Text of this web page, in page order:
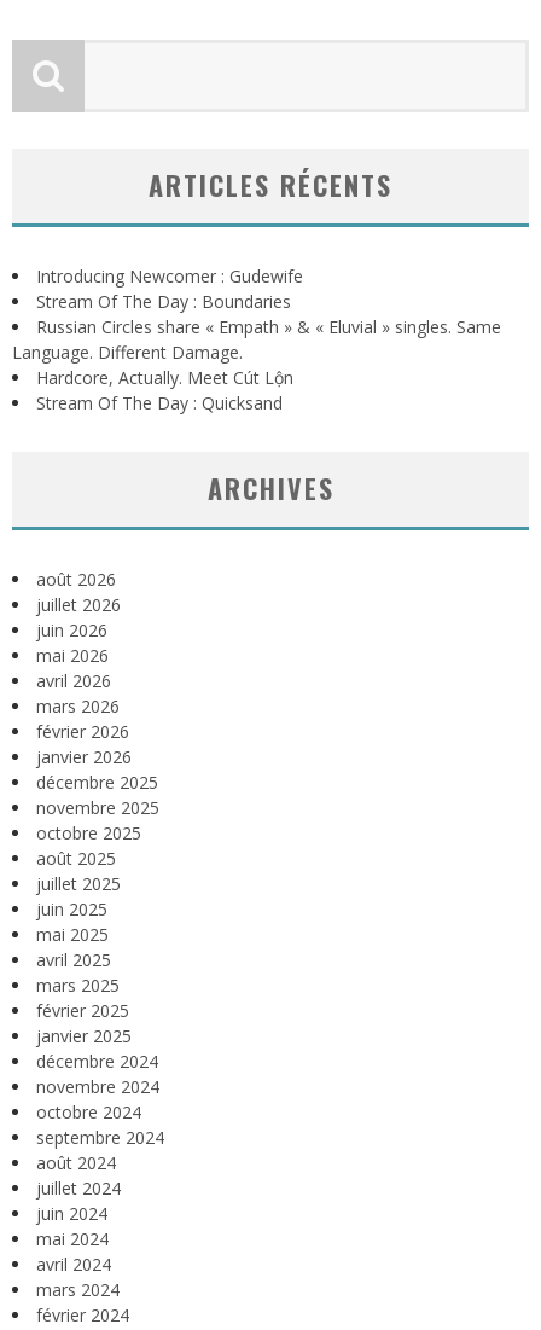
ARTICLES RÉCENTS
Introducing Newcomer : Gudewife
Stream Of The Day : Boundaries
Russian Circles share « Empath » & « Eluvial » singles. Same
Language. Different Damage.
Hardcore, Actually. Meet Cút Lộn
Stream Of The Day : Quicksand
ARCHIVES
août 2026
juillet 2026
juin 2026
mai 2026
avril 2026
mars 2026
février 2026
janvier 2026
décembre 2025
novembre 2025
octobre 2025
août 2025
juillet 2025
juin 2025
mai 2025
avril 2025
mars 2025
février 2025
janvier 2025
décembre 2024
novembre 2024
octobre 2024
septembre 2024
août 2024
juillet 2024
juin 2024
mai 2024
avril 2024
mars 2024
février 2024